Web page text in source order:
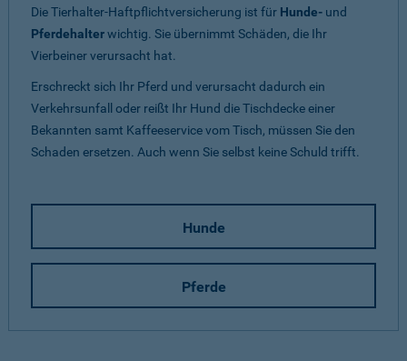
Die Tierhalter-Haftpflichtversicherung ist für Hunde- und
Pferdehalterwichtig. Sie übernimmt Schäden, die Ihr
Vierbeiner verursacht hat.
Erschreckt sich Ihr Pferd und verursacht dadurch ein
Verkehrsunfall oder reißt Ihr Hund die Tischdecke einer
Bekannten samt Kaffeeservice vom Tisch, müssen Sie den
Schaden ersetzen. Auch wenn Sie selbst keine Schuld trifft.
Hunde
Pferde